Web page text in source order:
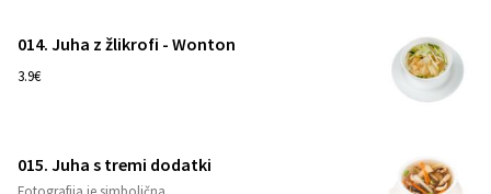
014. Juha z žlikrofi - Wonton
3.9€
015. Juha s tremi dodatki